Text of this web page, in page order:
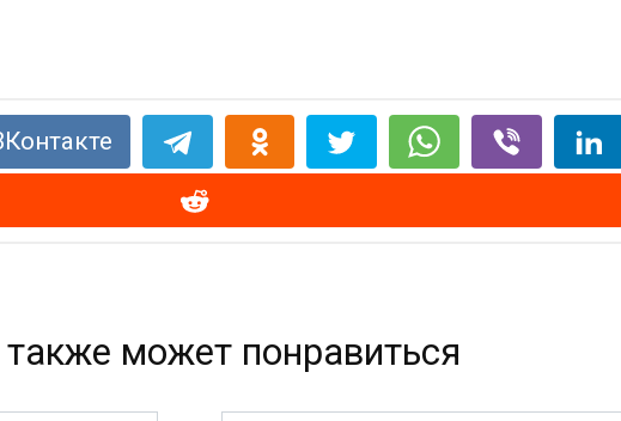
может понравиться